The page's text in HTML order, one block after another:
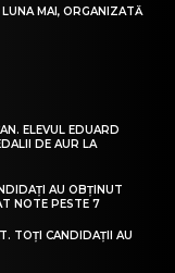
LUNA MAI, ORGANIZATĂ
ELEVUL EDUARD
DE AUR LA
AU OBȚINUT
NOTE PESTE 7
TOȚI CANDIDAȚII AU